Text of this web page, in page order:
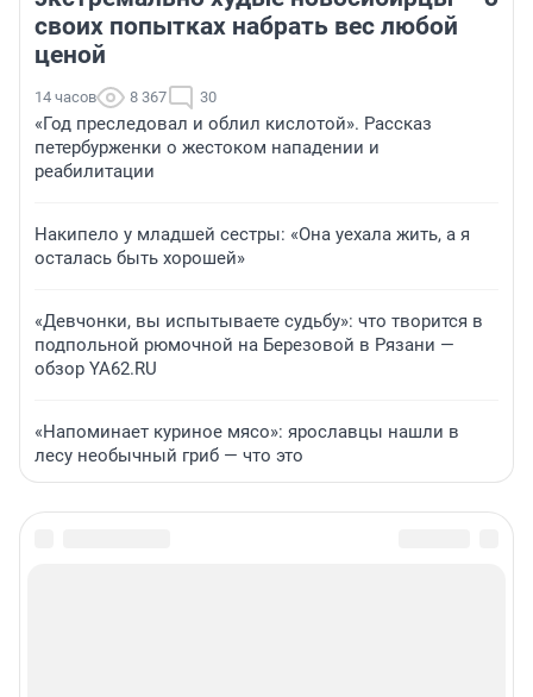
своих попытках набрать вес любой
ценой
14 часов 8 367 30
«Год преследовал и облил кислотой». Рассказ
петербурженки о жестоком нападении и
реабилитации
Накипело у младшей сестры: «Она уехала жить, а я
осталась быть хорошей»
«Девчонки, вы испытываете судьбу»: что творится в
подпольной рюмочной на Березовой в Рязани —
обзор YA62.RU
«Напоминает куриное мясо»: ярославцы нашли в
лесу необычный гриб — что это